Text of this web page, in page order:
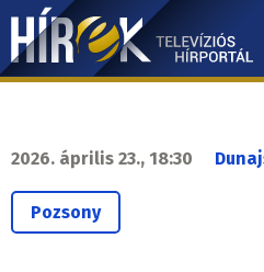
Ugrás
tartalomra
Hírek.sk
navigáció
2026. április 23., 18:30
Pozsony